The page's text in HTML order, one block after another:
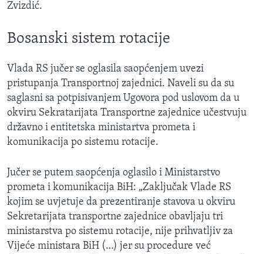
Zvizdić.
Bosanski sistem rotacije
Vlada RS jučer se oglasila saopćenjem uvezi
pristupanja Transportnoj zajednici. Naveli su da su
saglasni sa potpisivanjem Ugovora pod uslovom da u
okviru Sekratarijata Transportne zajednice učestvuju
državno i entitetska ministartva prometa i
komunikacija po sistemu rotacije.
Jučer se putem saopćenja oglasilo i Ministarstvo
prometa i komunikacija BiH: „Zaključak Vlade RS
kojim se uvjetuje da prezentiranje stavova u okviru
Sekretarijata transportne zajednice obavljaju tri
ministarstva po sistemu rotacije, nije prihvatljiv za
Vijeće ministara BiH (…) jer su procedure već